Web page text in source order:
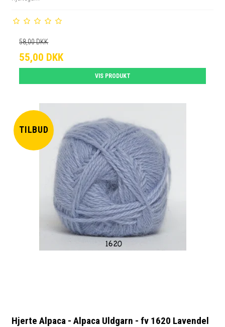
58,00 DKK
55,00 DKK
VIS PRODUKT
TILBUD
Hjerte Alpaca - Alpaca Uldgarn - fv 1620 Lavendel